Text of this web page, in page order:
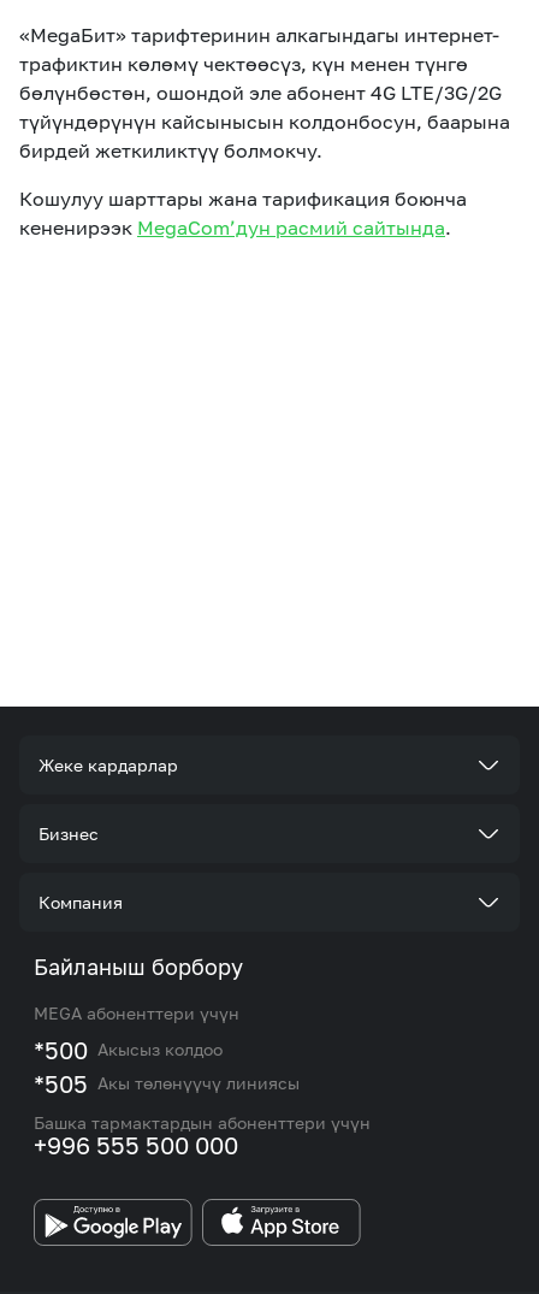
«MegaБит» тарифтеринин алкагындагы интернет-
трафиктин көлөмү чектөөсүз, күн менен түнгө
бөлүнбөстөн, ошондой эле абонент 4G LTE/3G/2G
түйүндөрүнүн кайсынысын колдонбосун, баарына
бирдей жеткиликтүү болмокчу.
Кошулуу шарттары жана тарификация боюнча
кененирээк MegaCom’дун расмий сайтында.
Жеке кардарлар
Тарифтер
Роуминг жана эл аралык чалуулар
eSIM
Номерди тандоо
Бизнес
Корпоративдик кардар болуңуз
M2M
Корпоративдик жана VIP кардарлар менен иштөө
боюнча бөлүмдүн кызматкерлеринин байланыш
маалыматтары.
Компания
Биз жөнүндө
Жаңылыктар
Тармакты камтуу картасы жана тейлөө борборлору
MEGAда иште
MEGA бренди
Байланыш борбору
MEGA абоненттери үчүн
*500 Акысыз колдоо
*505 Акы төлөнүүчү линиясы
Башка тармактардын абоненттери үчүн
+996 555 500 000